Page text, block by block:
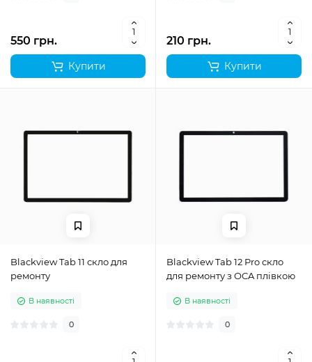
550 грн.
Купити
210 грн.
Купити
Blackview Tab 11 скло для
ремонту
В наявності
0
Blackview Tab 12 Pro скло
для ремонту з OCA плівкою
В наявності
0